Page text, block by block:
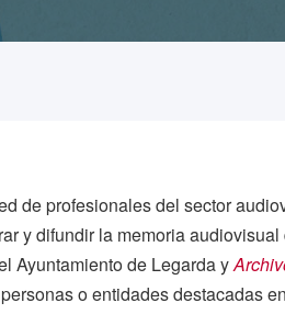
de profesionales del sector
y difundir la memoria audiovisual
Ayuntamiento de Legarda y
o entidades destacadas